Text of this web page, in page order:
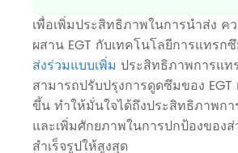
เพื่อเพิ่มประสิทธิภาพในการนำส่ง ค
ผสาน EGT กับเทคโนโลยีการแทรก
ส่งร่วมแบบเพิ่ม ประสิทธิภาพการแท
สามารถปรับปรุงการดูดซึมของ EGT
ขึ้น ทำให้มั่นใจได้ถึงประสิทธิภาพก
และเพิ่มศักยภาพในการปกป้องของ
สำเร็จรูปให้สูงสุด